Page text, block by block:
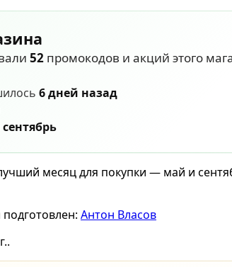
52 промокодов и акций этого
6 дней назад
месяц для покупки — май и
Антон Власов